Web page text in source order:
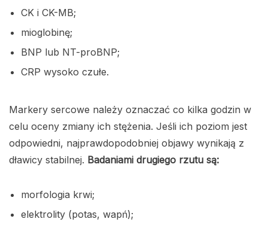
CK i CK-MB;
mioglobinę;
BNP lub NT-proBNP;
CRP wysoko czułe.
Markery sercowe należy oznaczać co kilka godzin w
celu oceny zmiany ich stężenia. Jeśli ich poziom jest
odpowiedni, najprawdopodobniej objawy wynikają z
dławicy stabilnej. Badaniami drugiego rzutu są:
morfologia krwi;
elektrolity (potas, wapń);